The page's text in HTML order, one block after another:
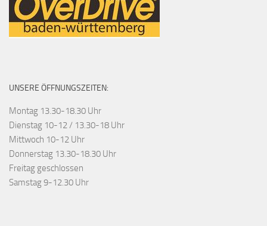
UNSERE ÖFFNUNGSZEITEN:
Montag 13.30-18.30 Uhr
Dienstag 10-12 / 13.30-18 Uhr
Mittwoch 10-12 Uhr
Donnerstag 13.30-18.30 Uhr
Freitag geschlossen
Samstag 9-12.30 Uhr